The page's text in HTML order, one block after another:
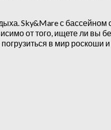
Sky&Mare с бассейном
от того, ищете ли вы
в мир роскоши